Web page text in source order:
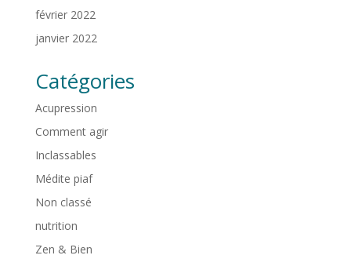
février 2022
janvier 2022
Catégories
Acupression
Comment agir
Inclassables
Médite piaf
Non classé
nutrition
Zen & Bien